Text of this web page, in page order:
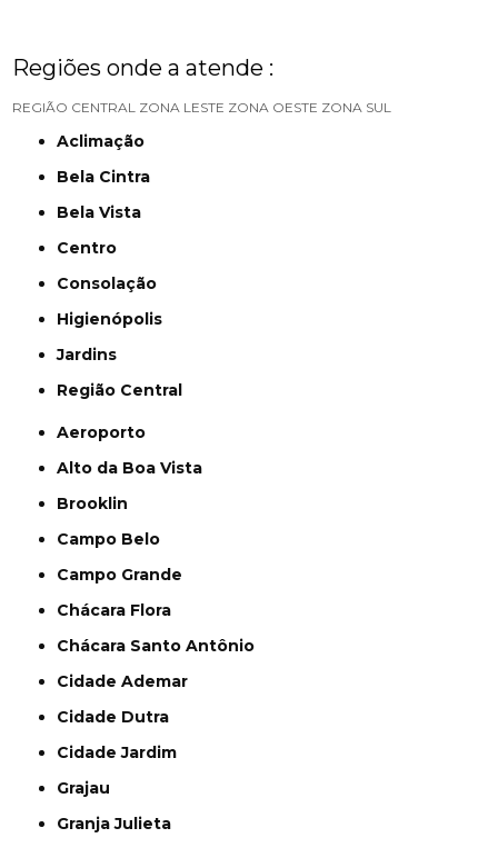
Regiões onde a atende :
REGIÃO CENTRAL ZONA LESTE ZONA OESTE ZONA SUL
Aclimação
Bela Cintra
Bela Vista
Centro
Consolação
Higienópolis
Jardins
Região Central
Aeroporto
Alto da Boa Vista
Brooklin
Campo Belo
Campo Grande
Chácara Flora
Chácara Santo Antônio
Cidade Ademar
Cidade Dutra
Cidade Jardim
Grajau
Granja Julieta